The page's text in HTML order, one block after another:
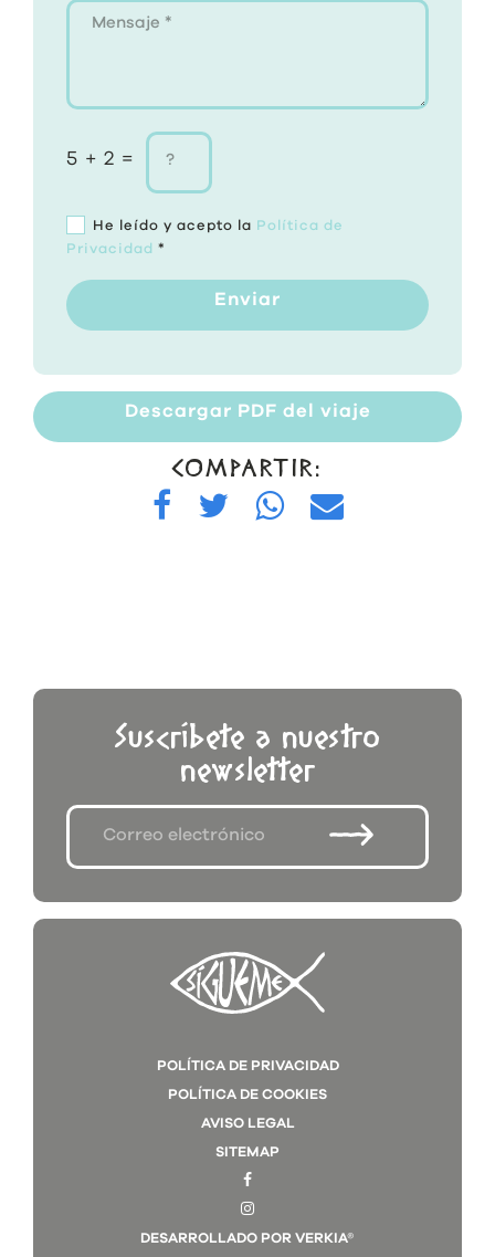
5 + 2 =
He leído y acepto la Política de
Privacidad *
Enviar
Descargar PDF del viaje
COMPARTIR:
Suscríbete a nuestro
newsletter
POLÍTICA DE PRIVACIDAD
POLÍTICA DE COOKIES
AVISO LEGAL
SITEMAP
DESARROLLADO POR VERKIA®